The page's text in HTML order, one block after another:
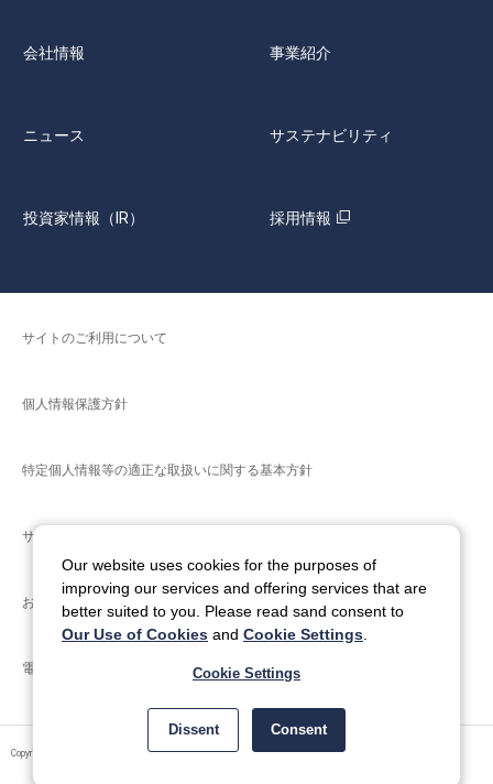
会社情報 事業紹介
ニュース サステナビリティ
投資家情報（IR） 採用情報
サイトのご利用について
個人情報保護方針
特定個人情報等の適正な取扱いに関する基本方針
サイトマップ
お問い合わせ
電子公告
Copyright © ITOCHU ENEX Co., Ltd. All Rights Reserved.
Our website uses cookies for the purposes of
improving our services and offering services that are
better suited to you. Please read sand consent to
Our Use of Cookies and Cookie Settings
Cookie Settings
Dissent Consent